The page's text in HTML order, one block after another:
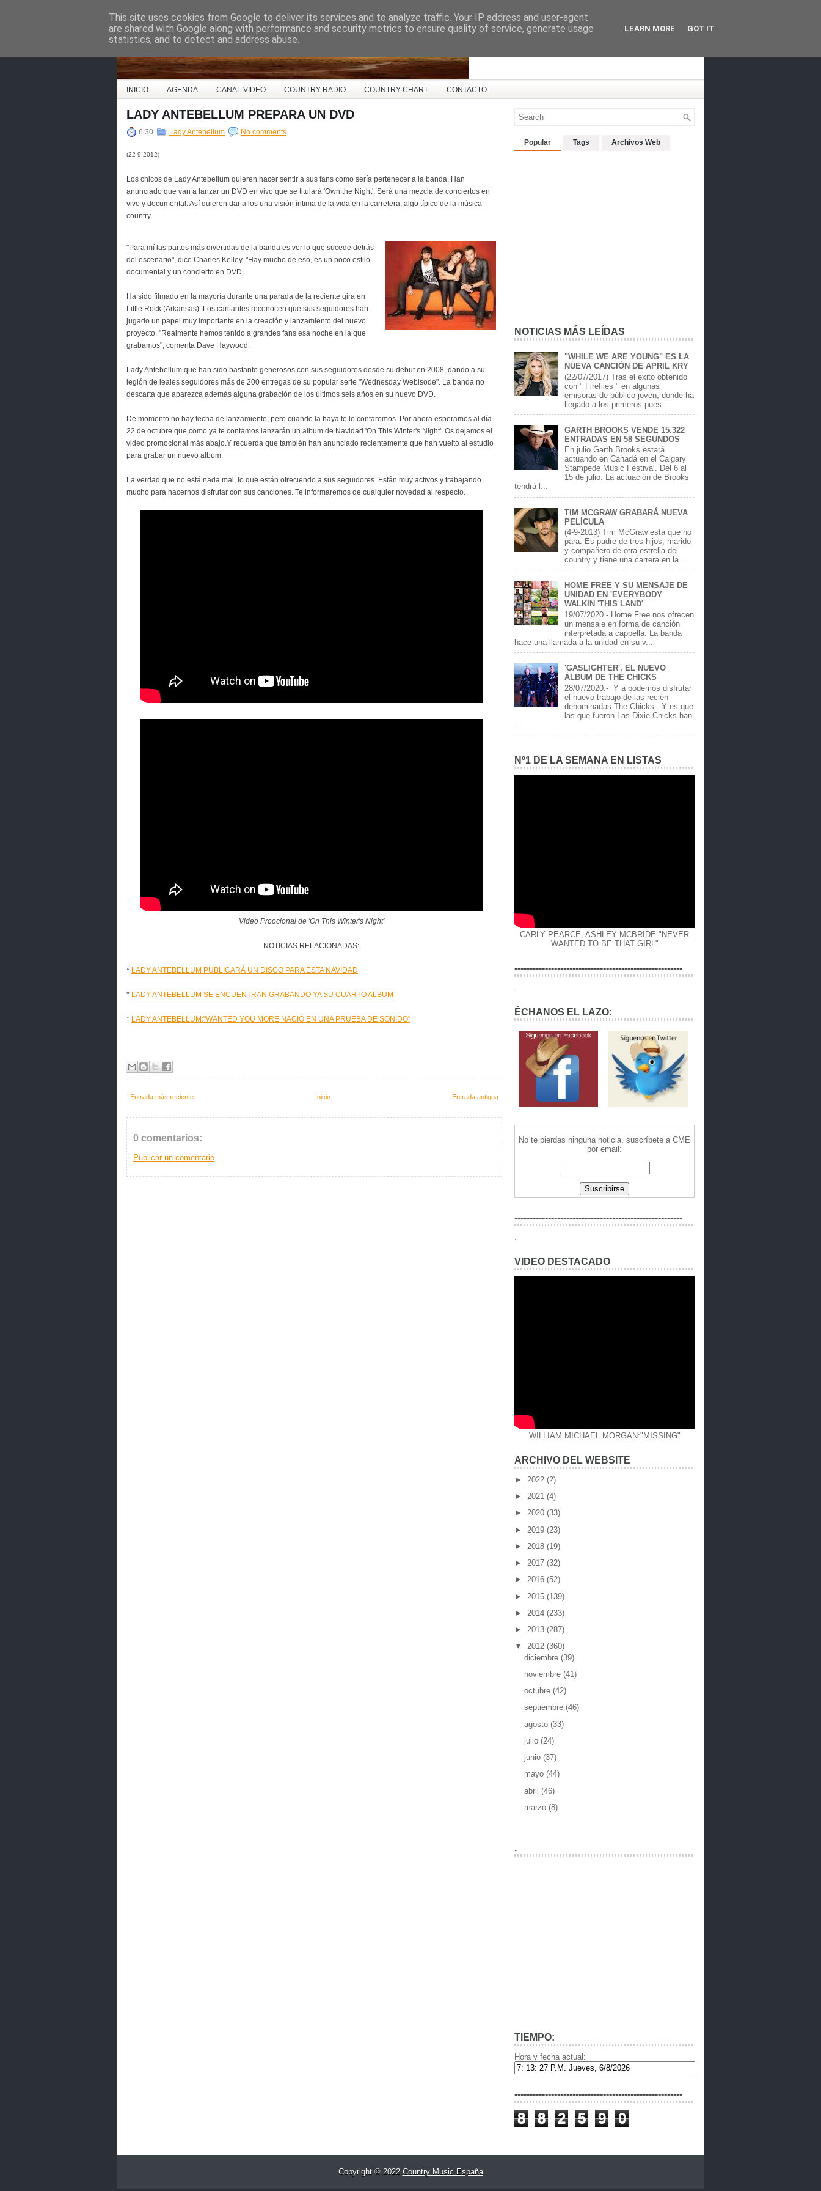
Country Music España
INICIO AGENDA CANAL VIDEO COUNTRY RADIO COUNTRY CHART CONTACTO
LADY ANTEBELLUM PREPARA UN DVD
6:30 Lady Antebellum No comments
(22-9-2012)
Los chicos de Lady Antebellum quieren hacer sentir a sus fans como sería pertenecer a la banda. Han
anunciado que van a lanzar un DVD en vivo que se titulará 'Own the Night'. Será una mezcla de conciertos en
vivo y documental. Así quieren dar a los una visión íntima de la vida en la carretera, algo típico de la música
country.
"Para mí las partes más divertidas de la banda es ver lo que sucede detrás
del escenario", dice Charles Kelley. "Hay mucho de eso, es un poco estilo
documental y un concierto en DVD.
Ha sido filmado en la mayoría durante una parada de la reciente gira en
Little Rock (Arkansas). Los cantantes reconocen que sus seguidores han
jugado un papel muy importante en la creación y lanzamiento del nuevo
proyecto. "Realmente hemos tenido a grandes fans esa noche en la que
grabamos", comenta Dave Haywood.
Lady Antebellum que han sido bastante generosos con sus seguidores desde su debut en 2008, dando a su
legión de leales seguidores más de 200 entregas de su popular serie "Wednesday Webisode". La banda no
descarta que aparezca además alguna grabación de los últimos seis años en su nuevo DVD.
De momento no hay fecha de lanzamiento, pero cuando la haya te lo contaremos. Por ahora esperamos al día
22 de octubre que como ya te contamos lanzarán un album de Navidad 'On This Winter's Night'. Os dejamos el
video promocional más abajo.Y recuerda que también han anunciado recientemente que han vuelto al estudio
para grabar un nuevo album.
La verdad que no está nada mal, lo que están ofreciendo a sus seguidores. Están muy activos y trabajando
mucho para hacernos disfrutar con sus canciones. Te informaremos de cualquier novedad al respecto.
Video Proocional de 'On This Winter's Night'
NOTICIAS RELACIONADAS:
* LADY ANTEBELLUM PUBLICARÁ UN DISCO PARA ESTA NAVIDAD
* LADY ANTEBELLUM SE ENCUENTRAN GRABANDO YA SU CUARTO ALBUM
* LADY ANTEBELLUM:"WANTED YOU MORE NACIÓ EN UNA PRUEBA DE SONIDO"
Entrada más reciente Entrada antigua
Inicio
0 comentarios:
Publicar un comentario
Popular Tags Archivos Web
NOTICIAS MÁS LEÍDAS
"WHILE WE ARE YOUNG" ES LA
NUEVA CANCIÓN DE APRIL KRY
(22/07/2017) Tras el éxito obtenido
con " Fireflies " en algunas
emisoras de público joven, donde ha
llegado a los primeros pues...
GARTH BROOKS VENDE 15.322
ENTRADAS EN 58 SEGUNDOS
En julio Garth Brooks estará
actuando en Canadá en el Calgary
Stampede Music Festival. Del 6 al
15 de julio. La actuación de Brooks
tendrá l...
TIM MCGRAW GRABARÁ NUEVA
PELÍCULA
(4-9-2013) Tim McGraw está que no
para. Es padre de tres hijos, marido
y compañero de otra estrella del
country y tiene una carrera en la...
HOME FREE Y SU MENSAJE DE
UNIDAD EN 'EVERYBODY
WALKIN 'THIS LAND'
19/07/2020.- Home Free nos ofrecen
un mensaje en forma de canción
interpretada a cappella. La banda
hace una llamada a la unidad en su v...
'GASLIGHTER', EL NUEVO
ÁLBUM DE THE CHICKS
28/07/2020.- Y a podemos disfrutar
el nuevo trabajo de las recién
denominadas The Chicks . Y es que
las que fueron Las Dixie Chicks han
Nº1 DE LA SEMANA EN LISTAS
CARLY PEARCE, ASHLEY MCBRIDE:"NEVER
WANTED TO BE THAT GIRL"
-------------------------------------------------------
ÉCHANOS EL LAZO:
No te pierdas ninguna noticia, suscríbete a CME
por email:
-------------------------------------------------------
VIDEO DESTACADO
WILLIAM MICHAEL MORGAN:"MISSING"
ARCHIVO DEL WEBSITE
► 2022 (2)
► 2021 (4)
► 2020 (33)
► 2019 (23)
► 2018 (19)
► 2017 (32)
► 2016 (52)
► 2015 (139)
► 2014 (233)
► 2013 (287)
▼ 2012 (360)
diciembre (39)
noviembre (41)
octubre (42)
septiembre (46)
agosto (33)
julio (24)
junio (37)
mayo (44)
abril (46)
marzo (8)
.
TIEMPO:
Hora y fecha actual:
-------------------------------------------------------
8 8 2 5 9 0
Copyright © 2022 Country Music España
This site uses cookies from Google to deliver its services and to analyze traffic. Your IP address and user-agent
are shared with Google along with performance and security metrics to ensure quality of service, generate usage
statistics, and to detect and address abuse.
LEARN MORE GOT IT